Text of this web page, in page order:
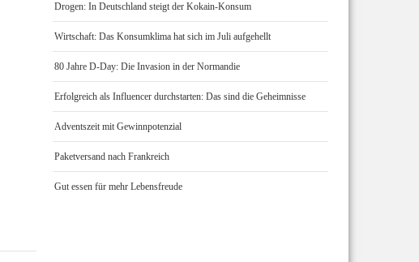
Drogen: In Deutschland steigt der Kokain-Konsum
Wirtschaft: Das Konsumklima hat sich im Juli aufgehellt
80 Jahre D-Day: Die Invasion in der Normandie
Erfolgreich als Influencer durchstarten: Das sind die Geheimnisse
Adventszeit mit Gewinnpotenzial
Paketversand nach Frankreich
Gut essen für mehr Lebensfreude